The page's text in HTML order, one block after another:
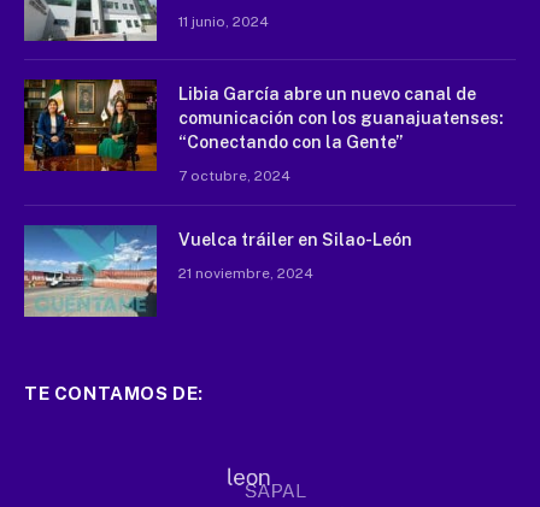
11 junio, 2024
Libia García abre un nuevo canal de
comunicación con los guanajuatenses:
“Conectando con la Gente”
7 octubre, 2024
Vuelca tráiler en Silao-León
21 noviembre, 2024
TE CONTAMOS DE: